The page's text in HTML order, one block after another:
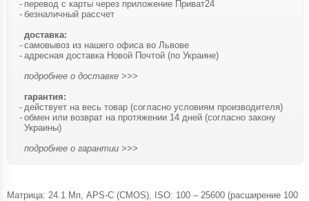
перевод с карты через приложение Приват24
безналичный рассчет
доставка:
самовывоз из нашего офиса во Львове
адресная доставка Новой Почтой (по Украине)
подробнее о доставке >>>
гарантия:
действует на весь товар (согласно условиям производителя)
обмен или возврат на протяжении 14 дней (согласно закону
Украины)
подробнее о гарантии >>>
Матрица: 24.1 Мп, APS-C (CMOS), ISO: 100 – 25600 (расширение 100